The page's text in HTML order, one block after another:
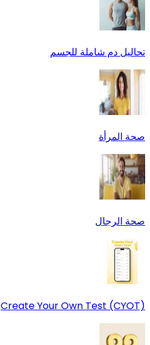
تحاليل دم شاملة للجسم
صحة المرأة
صحة الرجال
Create Your Own Test (CYOT)